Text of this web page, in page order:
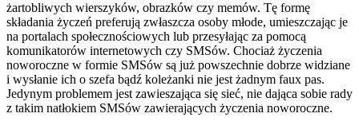
żartobliwych wierszyków, obrazków czy memów. Tę formę
składania życzeń preferują zwłaszcza osoby młode, umieszczając je
na portalach społecznościowych lub przesyłając za pomocą
komunikatorów internetowych czy SMSów. Chociaż życzenia
noworoczne w formie SMSów są już powszechnie dobrze widziane
i wysłanie ich o szefa bądź koleżanki nie jest żadnym faux pas.
Jedynym problemem jest zawieszająca się sieć, nie dająca sobie rady
z takim natłokiem SMSów zawierających życzenia noworoczne.